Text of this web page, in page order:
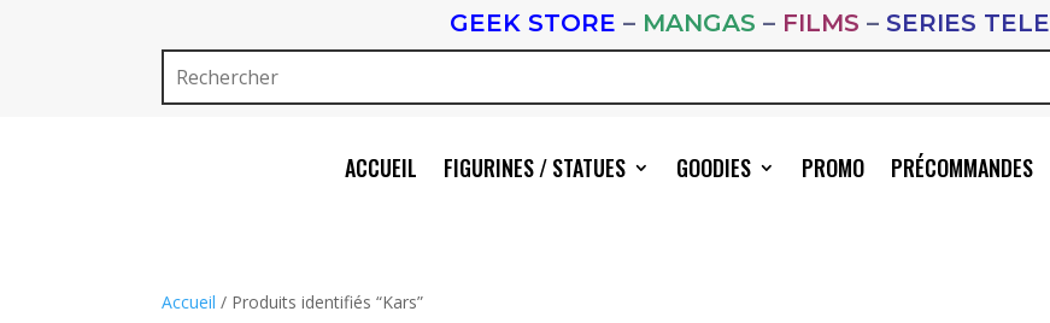
GEEK STORE – MANGAS – FILMS – SERIES TELE
ACCUEIL FIGURINES / STATUES GOODIES PROMO PRÉCOMMANDES
Accueil / Produits identifiés “Kars”